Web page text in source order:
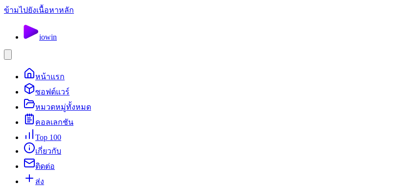
ข้ามไปยังเนื้อหาหลัก
iowin
หน้าแรก
ซอฟต์แวร์
หมวดหมู่ทั้งหมด
คอลเลกชัน
Top 100
เกี่ยวกับ
ติดต่อ
ส่ง